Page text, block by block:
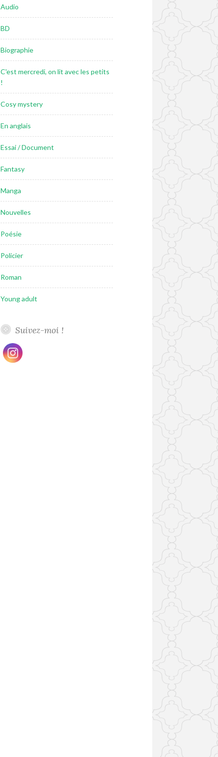
Audio
BD
Biographie
C'est mercredi, on lit avec les petits
!
Cosy mystery
En anglais
Essai / Document
Fantasy
Manga
Nouvelles
Poésie
Policier
Roman
Young adult
Suivez-moi !